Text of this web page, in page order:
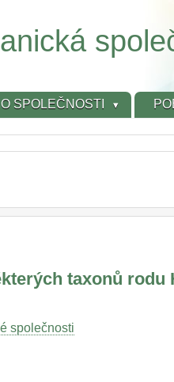
O SPOLEČNOSTI
taxonů rodu
společnosti